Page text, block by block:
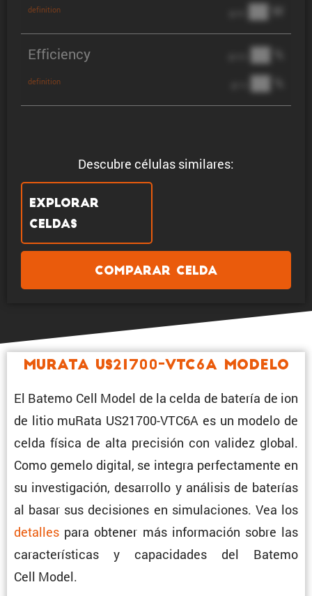
Descubre células similares:
Explorar
celdas
Comparar celda
definition ██ W
Efficiency
definition
██ %
██ %
muRata US21700-VTC6A Modelo
El Batemo Cell Model de la celda de batería de ion
de litio muRata US21700-VTC6A es un modelo de
celda física de alta preci­sión con validez global.
Como gemelo digital, se integra perfec­ta­mente en
su inves­ti­ga­ción, desarrollo y análisis de baterías
al basar sus decisiones en simula­ciones. Vea los
detalles para obtener más infor­ma­ción sobre las
carac­te­rís­ticas y capaci­dades del Batemo
Cell Model.